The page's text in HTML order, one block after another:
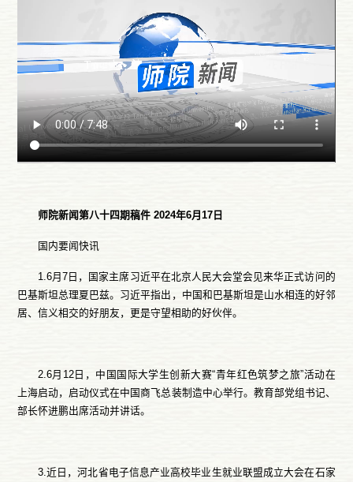
师院新闻第八十四期稿件 2024年6月 17 日
国内要闻快讯
1.6月7日，国家主席习近平在北京人民大会堂会见来华正式访问的
巴基斯坦总理夏巴兹。习近平指出，中国和巴基斯坦是山水相连的好邻
居、信义相交的好朋友，更是守望相助的好伙伴。
2.6月12日，中国国际大学生创新大赛“青年红色筑梦之旅”活动在
上海启动，启动仪式在中国商飞总装制造中心举行。教育部党组书记、
部长怀进鹏出席活动并讲话。
3.近日，河北省电子信息产业高校毕业生就业联盟成立大会在石家